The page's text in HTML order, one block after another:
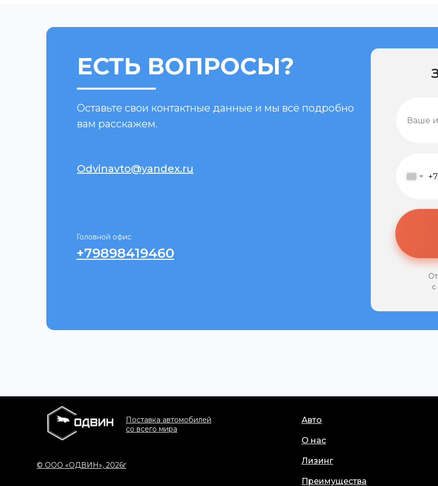
ЕСТЬ ВОПРОСЫ?
Odvinavto@yandex.ru
Оставьте свои контактные данные и мы всё подробно
вам расскажем.
+79898419460
Головной офис
+7
с
Преимущества
Лизинг
О нас
Авто
Поставка автомобилей
со всего мира
© ООО «ОДВИН», 2026г